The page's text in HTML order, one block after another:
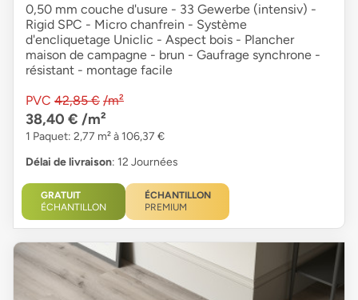
0,50 mm couche d'usure - 33 Gewerbe (intensiv) -
Rigid SPC - Micro chanfrein - Système
d'encliquetage Uniclic - Aspect bois - Plancher
maison de campagne - brun - Gaufrage synchrone -
résistant - montage facile
PVC 42,85 € /m²
38,40 € /m²
1 Paquet: 2,77 m² à 106,37 €
Délai de livraison: 12 Journées
GRATUIT
ÉCHANTILLON
ÉCHANTILLON
PREMIUM